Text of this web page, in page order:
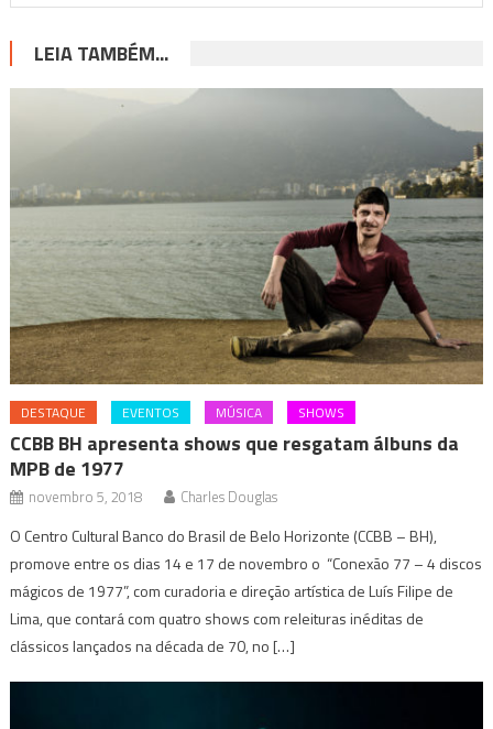
LEIA TAMBÉM...
DESTAQUE EVENTOS MÚSICA SHOWS
CCBB BH apresenta shows que resgatam álbuns da
MPB de 1977
novembro 5, 2018 Charles Douglas
O Centro Cultural Banco do Brasil de Belo Horizonte (CCBB – BH),
promove entre os dias 14 e 17 de novembro o “Conexão 77 – 4 discos
mágicos de 1977”, com curadoria e direção artística de Luís Filipe de
Lima, que contará com quatro shows com releituras inéditas de
clássicos lançados na década de 70, no […]